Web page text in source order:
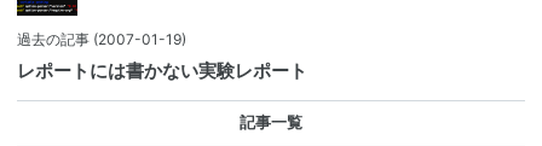
過去の記事 (2007-01-19)
レポートには書かない実験レポート
記事一覧